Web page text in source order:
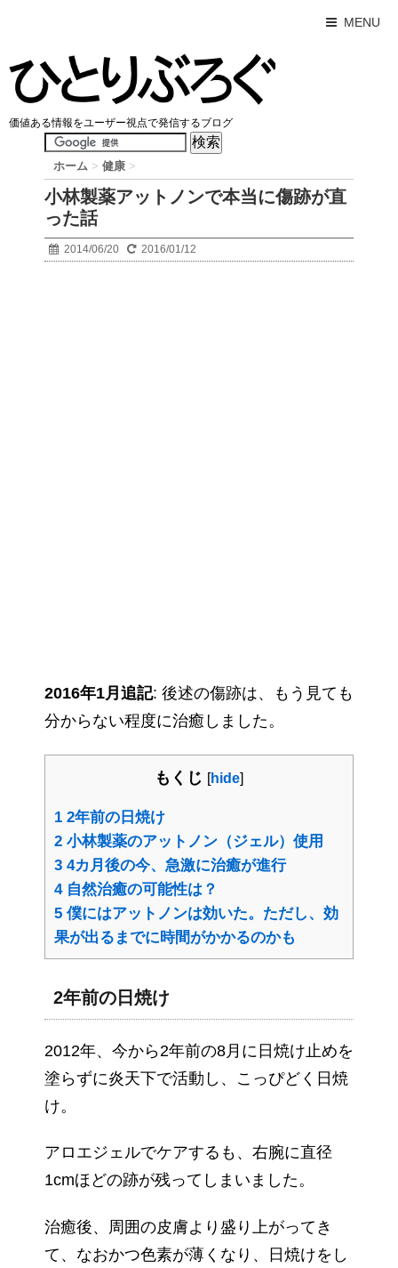
MENU
価値ある情報をユーザー視点で発信するブログ
ホーム > 健康 >
小林製薬アットノンで本当に傷跡が直
った話
2014/06/20 2016/01/12
2016年1月追記: 後述の傷跡は、もう見ても
分からない程度に治癒しました。
もくじ [hide]
1 2年前の日焼け
2 小林製薬のアットノン（ジェル）使用
3 4カ月後の今、急激に治癒が進行
4自然治癒の可能性は？
5 僕にはアットノンは効いた。ただし、効
果が出るまでに時間がかかるのかも
2年前の日焼け
2012年、今から2年前の8月に日焼け止めを
塗らずに炎天下で活動し、こっぴどく日焼
け。
アロエジェルでケアするも、右腕に直径
1cmほどの跡が残ってしまいました。
治癒後、周囲の皮膚より盛り上がってき
て、なおかつ色素が薄くなり、日焼けをし